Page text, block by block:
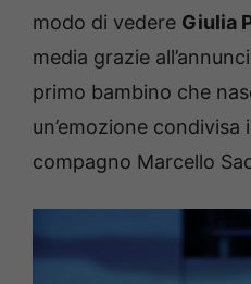
modo di vedere Giulia
media grazie
primo bambino che
un’emozione
compagno Marcello